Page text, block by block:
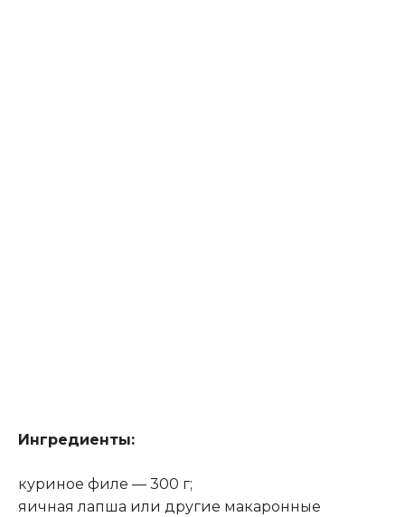
Ингредиенты:
куриное филе — 300 г;
яичная лапша или другие макаронные